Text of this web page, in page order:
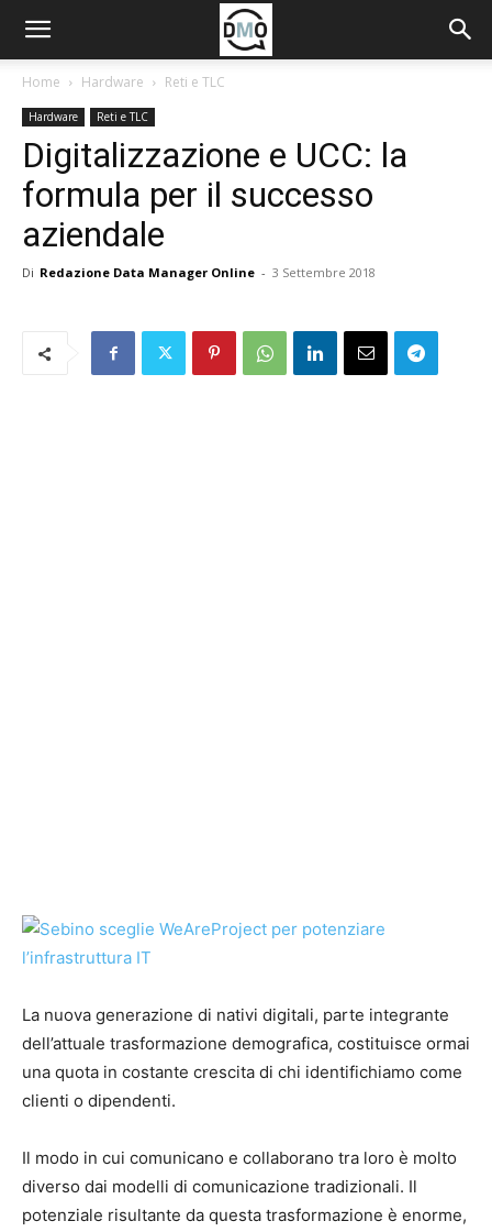
Home Hardware Reti e TLC
Hardware Reti e TLC
Digitalizzazione e UCC: la
formula per il successo
aziendale
Di Redazione Data Manager Online - 3 Settembre 2018
La nuova generazione di nativi digitali, parte integrante
dell’attuale trasformazione demografica, costituisce ormai
una quota in costante crescita di chi identifichiamo come
clienti o dipendenti.
Il modo in cui comunicano e collaborano tra loro è molto
diverso dai modelli di comunicazione tradizionali. Il
potenziale risultante da questa trasformazione è enorme,